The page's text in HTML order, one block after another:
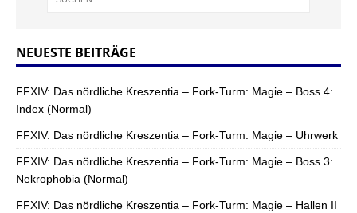
NEUESTE BEITRÄGE
FFXIV: Das nördliche Kreszentia – Fork-Turm: Magie – Boss 4:
Index (Normal)
FFXIV: Das nördliche Kreszentia – Fork-Turm: Magie – Uhrwerk
FFXIV: Das nördliche Kreszentia – Fork-Turm: Magie – Boss 3:
Nekrophobia (Normal)
FFXIV: Das nördliche Kreszentia – Fork-Turm: Magie – Hallen II